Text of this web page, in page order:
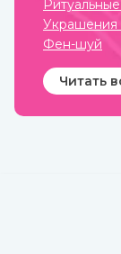
Украшения
Фен-шуй
Читать